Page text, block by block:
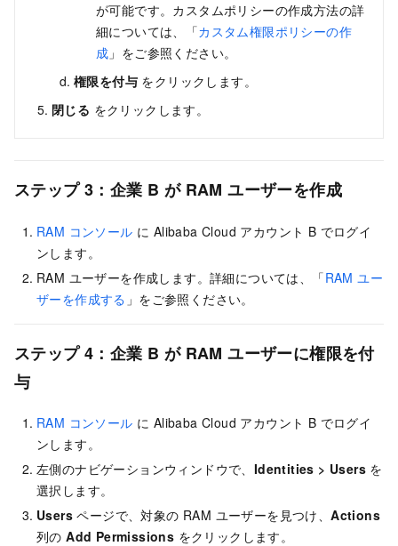
が可能です。カスタムポリシーの作成方法の詳
細については、「カスタム権限ポリシーの作
成 」をご参照ください。
権限を付与 をクリックします。
閉じる をクリックします。
ステップ 3：企業 B が RAM ユーザーを作成
RAM コンソール に Alibaba Cloud アカウント B でログイ
ンします。
RAM ユーザーを作成します。詳細については、「RAM ユー
ザーを作成する 」をご参照ください。
ステップ 4：企業 B が RAM ユーザーに権限を付
与
RAM コンソール に Alibaba Cloud アカウント B でログイ
ンします。
左側のナビゲーションウィンドウで、 Identities > Users を
選択します。
Users ページで、対象の RAM ユーザーを見つけ、Actions
列のAdd Permissions をクリックします。